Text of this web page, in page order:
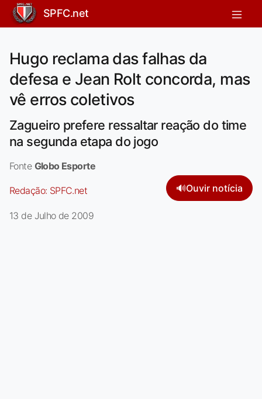
SPFC.net
Hugo reclama das falhas da
defesa e Jean Rolt concorda, mas
vê erros coletivos
Zagueiro prefere ressaltar reação do time
na segunda etapa do jogo
Fonte Globo Esporte
Redação: SPFC.net 🔊Ouvir notícia
13 de Julho de 2009